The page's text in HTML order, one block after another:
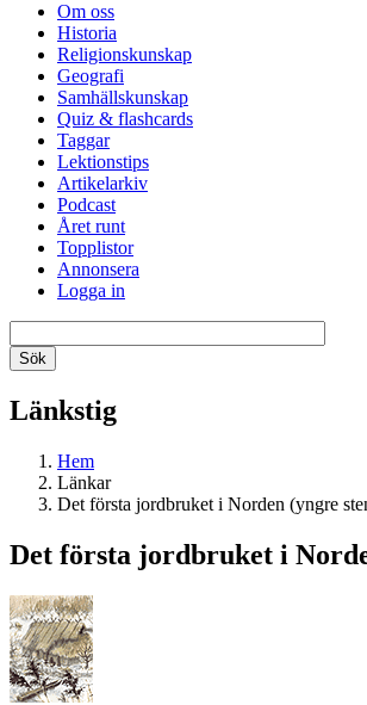
Om oss
Historia
Religionskunskap
Geografi
Samhällskunskap
Quiz & flashcards
Taggar
Lektionstips
Artikelarkiv
Podcast
Året runt
Topplistor
Annonsera
Logga in
Länkstig
Hem
Länkar
Det första jordbruket i Norden (yngre
Det första jordbruket i